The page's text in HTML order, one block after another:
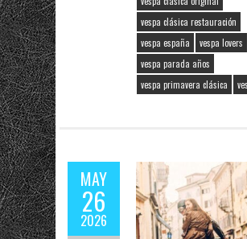
vespa clásica restauración
vespa españa
vespa lovers
vespa parada años
vespa primavera clásica
MAY
26
2026